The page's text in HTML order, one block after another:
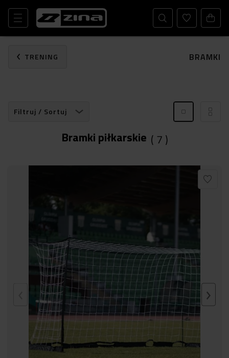
TRENING BRAMKI
Filtruj / Sortuj
Bramki piłkarskie ( 7 )